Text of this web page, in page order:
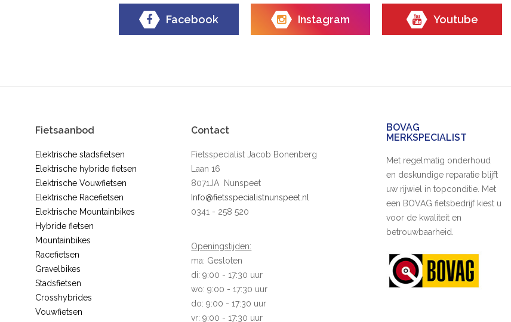
Facebook Instagram Youtube
Fietsaanbod
Elektrische stadsfietsen
Elektrische hybride fietsen
Elektrische Vouwfietsen
Elektrische Racefietsen
Elektrische Mountainbikes
Hybride fietsen
Mountainbikes
Racefietsen
Gravelbikes
Stadsfietsen
Crosshybrides
Vouwfietsen
Contact
Fietsspecialist Jacob Bonenberg
Laan 16
8071JA Nunspeet
Info@fietsspecialistnunspeet.nl
0341 - 258 520
Openingstijden:
ma: Gesloten
di: 9:00 - 17:30 uur
wo: 9:00 - 17:30 uur
do: 9:00 - 17:30 uur
vr: 9:00 - 17:30 uur
BOVAG
MERKSPECIALIST
Met regelmatig onderhoud
en deskundige reparatie blijft
uw rijwiel in topconditie. Met
een BOVAG fietsbedrijf kiest u
voor de kwaliteit en
betrouwbaarheid.